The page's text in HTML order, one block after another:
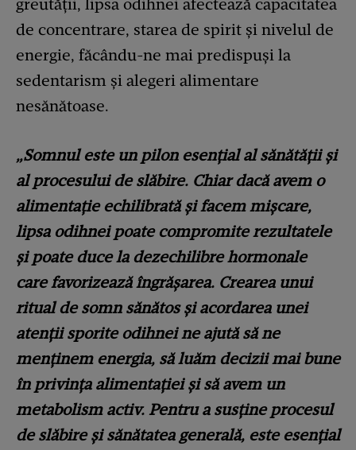
greutății, lipsa odihnei afectează capacitatea
de concentrare, starea de spirit și nivelul de
energie, făcându-ne mai predispuși la
sedentarism și alegeri alimentare
nesănătoase.
„Somnul este un pilon esențial al sănătății și
al procesului de slăbire. Chiar dacă avem o
alimentație echilibrată și facem mișcare,
lipsa odihnei poate compromite rezultatele
și poate duce la dezechilibre hormonale
care favorizează îngrășarea. Crearea unui
ritual de somn sănătos și acordarea unei
atenții sporite odihnei ne ajută să ne
menținem energia, să luăm decizii mai bune
în privința alimentației și să avem un
metabolism activ. Pentru a susține procesul
de slăbire și sănătatea generală, este esențial